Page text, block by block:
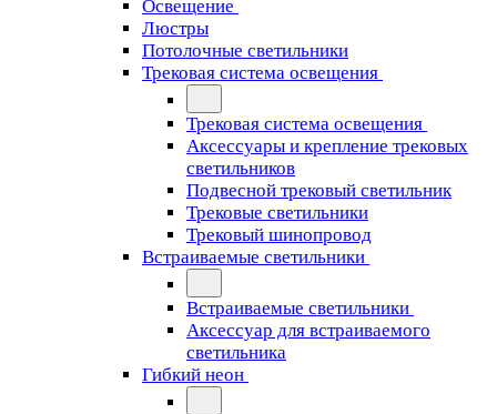
Освещение
Люстры
Потолочные светильники
Трековая система освещения
Трековая система освещения
Аксессуары и крепление трековых
светильников
Подвесной трековый светильник
Трековые светильники
Трековый шинопровод
Встраиваемые светильники
Встраиваемые светильники
Аксессуар для встраиваемого
светильника
Гибкий неон